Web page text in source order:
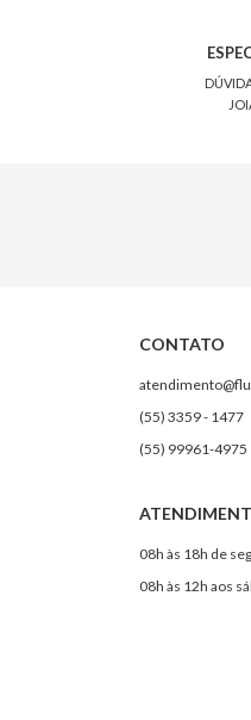
CONTATO
(55) 3359 - 1477
(55) 99961-4975
08h às 18h de
08h às 12h aos